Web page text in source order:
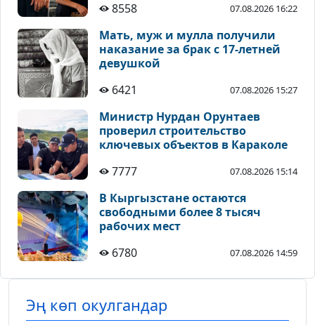
8558 07.08.2026 16:22
Мать, муж и мулла получили
наказание за брак с 17-летней
девушкой
6421
07.08.2026 15:27
Министр Нурдан Орунтаев
проверил строительство
ключевых объектов в Караколе
7777
07.08.2026 15:14
В Кыргызстане остаются
свободными более 8 тысяч
рабочих мест
6780
07.08.2026 14:59
Эң көп окулгандар